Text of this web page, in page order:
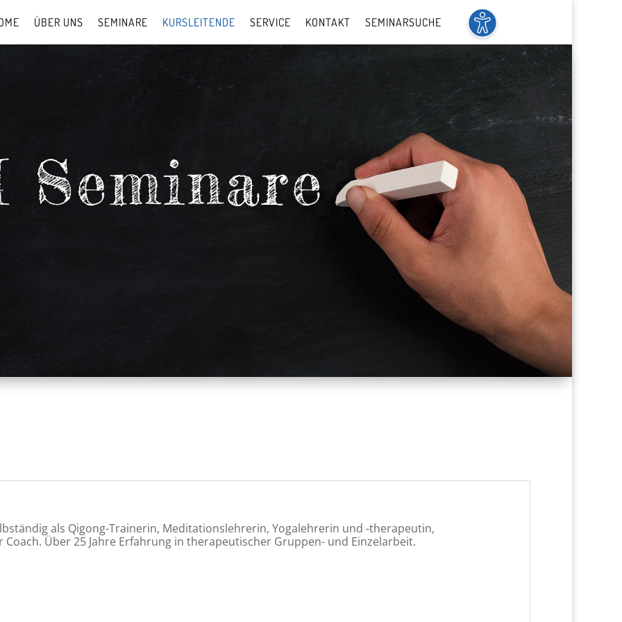
ÜBER UNS SEMINARE KURSLEITENDE SERVICE KONTAKT SEMINARSUCHE
als Qigong-Trainerin, Meditationslehrerin, Yogalehrerin und -therapeutin,
Coach. Über 25 Jahre Erfahrung in therapeutischer Gruppen- und Einzelarbeit.